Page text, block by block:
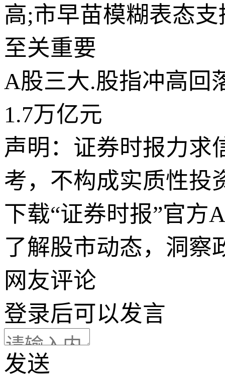
高;市早苗模糊表态
至关重要
A股三大.股指冲高回
1.7万亿元
声明：证券时报力求
考，不构成实质性投
下载“证券时报”官方
了解股市动态，洞察
网友评论
登录后可以发言
发送